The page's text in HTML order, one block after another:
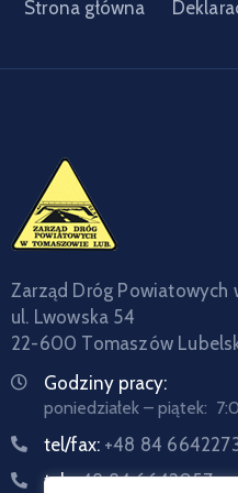
Strona główna
Zarząd Dróg Powiatowych
ul. Lwowska 54
22-600 Tomaszów
Godziny pracy:
poniedziałek – piątek:
tel/fax: +48 84
tel:+48 84 6642057